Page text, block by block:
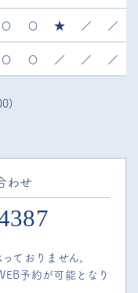
〇 〇 ★ ／ ／
〇 〇 ／ ／
／
わせ
ておりません。
予約が可能となり